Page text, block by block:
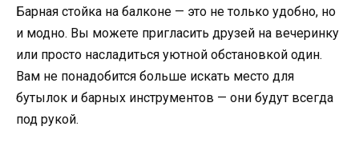
Барная стойка на балконе — это не только удобно, но
и модно. Вы можете пригласить друзей на вечеринку
или просто насладиться уютной обстановкой один.
Вам не понадобится больше искать место для
бутылок и барных инструментов — они будут всегда
под рукой.